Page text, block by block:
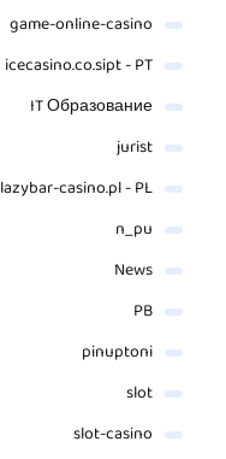
game-online-casino
icecasino.co.sipt - PT
IT Образование
jurist
lazybar-casino.pl - PL
n_pu
News
PB
pinuptoni
slot
slot-casino